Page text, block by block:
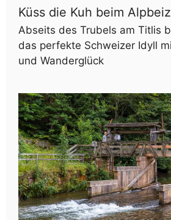
Küss die Kuh beim
Abseits des Trubels am Titlis
das perfekte Schweizer Idyll
und Wanderglück